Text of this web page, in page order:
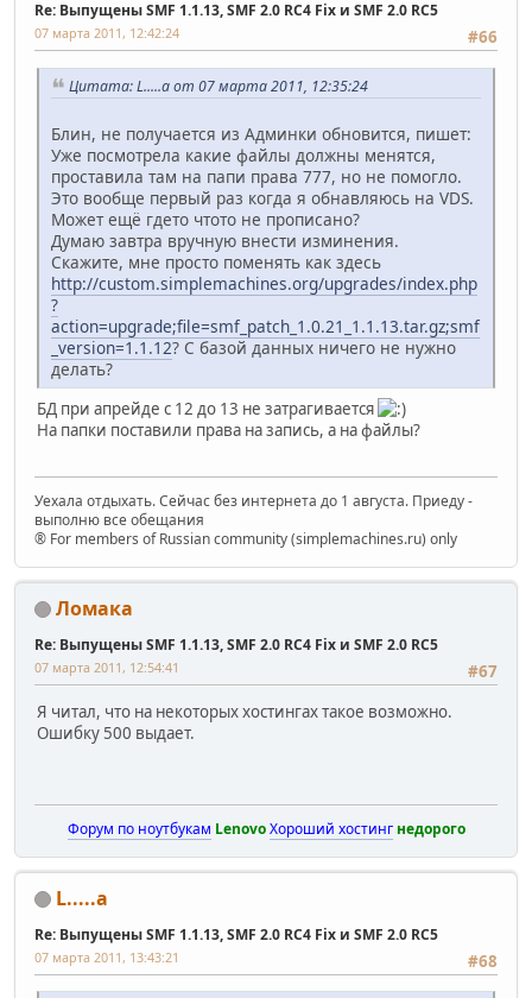
Re: Выпущены SMF 1.1.13, SMF 2.0 RC4 Fix и SMF 2.0 RC5
#66
07 марта 2011, 12:42:24
Цитата: L.....a от 07 марта 2011, 12:35:24
Блин, не получается из Админки обновится, пишет:
Уже посмотрела какие файлы должны менятся,
проставила там на папи права 777, но не помогло.
Это вообще первый раз когда я обнавляюсь на VDS.
Может ещё гдето чтото не прописано?
Думаю завтра вручную внести изминения.
Скажите, мне просто поменять как здесь
http://custom.simplemachines.org/upgrades/index.php
?
action=upgrade;file=smf_patch_1.0.21_1.1.13.tar.gz;smf
_version=1.1.12? С базой данных ничего не нужно
делать?
БД при апрейде с 12 до 13 не затрагивается
На папки поставили права на запись, а на файлы?
Уехала отдыхать. Сейчас без интернета до 1 августа. Приеду -
выполню все обещания
® For members of Russian community (simplemachines.ru) only
Ломака
Re: Выпущены SMF 1.1.13, SMF 2.0 RC4 Fix и SMF 2.0 RC5
#67
07 марта 2011, 12:54:41
Я читал, что на некоторых хостингах такое возможно.
Ошибку 500 выдает.
Форум по ноутбукам Lenovo Хороший хостинг недорого
L.....a
Re: Выпущены SMF 1.1.13, SMF 2.0 RC4 Fix и SMF 2.0 RC5
#68
07 марта 2011, 13:43:21